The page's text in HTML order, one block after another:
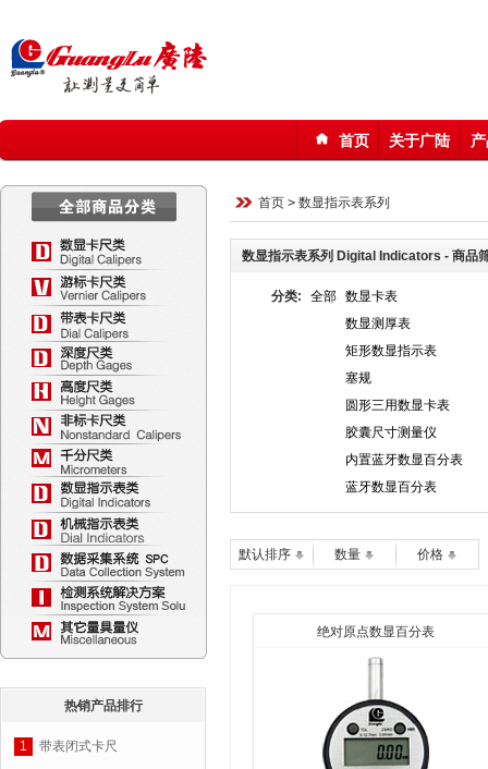
首页 关于广陆
热销产品排行
1 带表闭式卡尺
首页 > 数显指示表系列
数显指示表系列 Digital Indicators - 商品
分类: 全部 数显卡表
数显测厚表
矩形数显指示表
塞规
圆形三用数显卡表
胶囊尺寸测量仪
内置蓝牙数显百分表
蓝牙数显百分表
默认排序 数量 价格
绝对原点数显百分表